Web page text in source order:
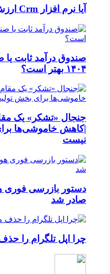
آیا نرم افزار Crm ارزش سرمایه گذاری دارد؟
صندوق درآمد ثابت
۱۴۰۴ بهتر است؟
جنجال «تشکر» یک
|کاهش خاموشی‌ها
نیست
صادر شد
چرا اپل تلگرام را